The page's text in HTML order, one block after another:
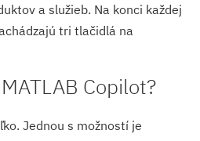
a služieb. Na konci každej
tri tlačidlá na
Copilot?
Jednou s možností je